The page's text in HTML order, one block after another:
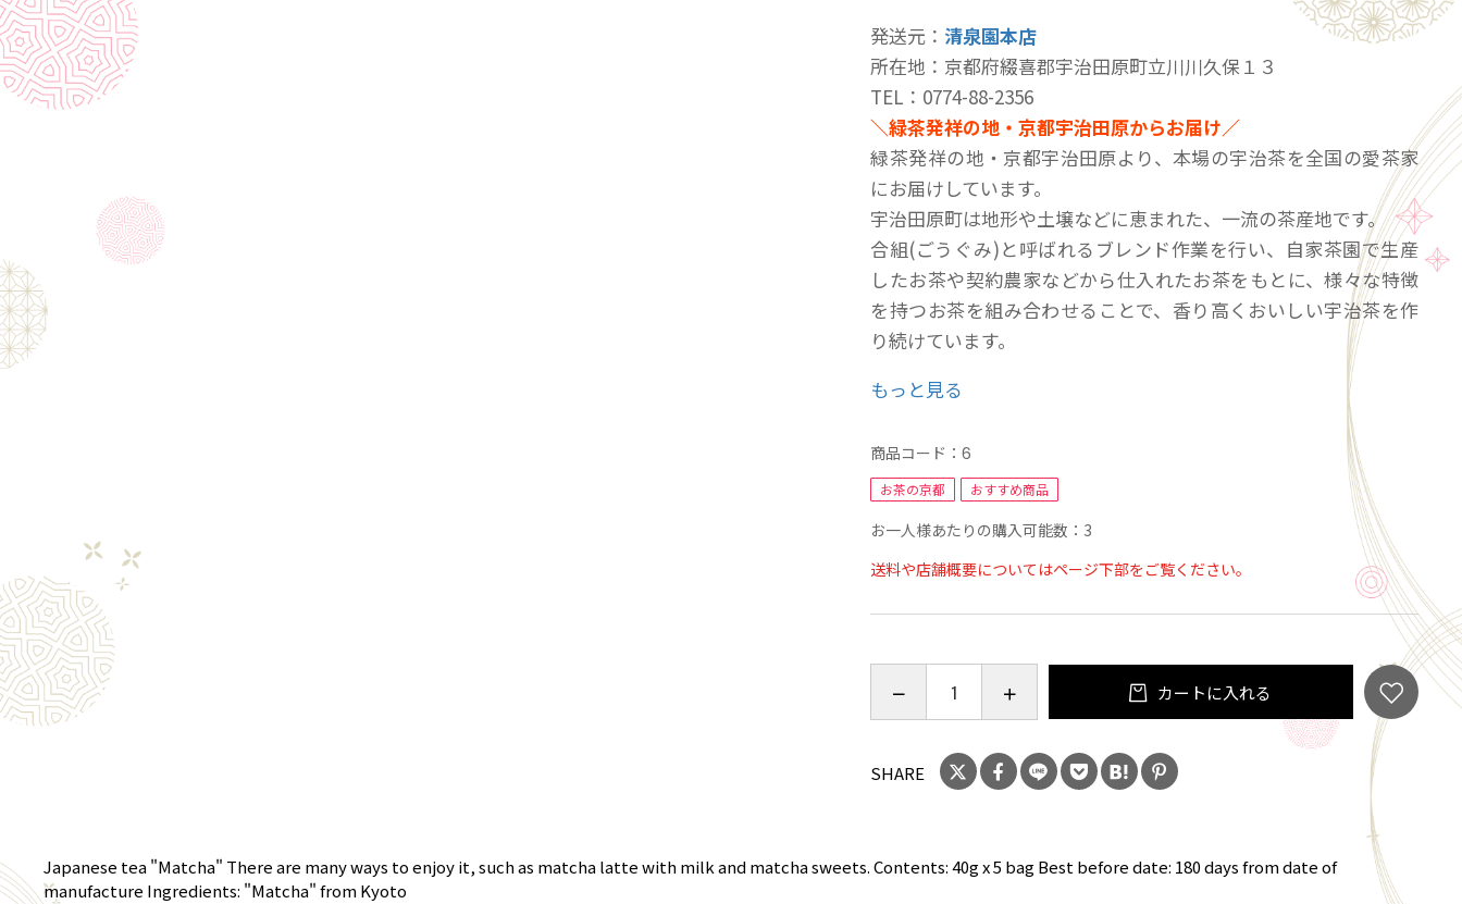
淹れ方について
茶わんに抹茶を茶杓で2杯、約1.7g入れます。
茶わんに湯温約80度前後のお湯を3分の1注ぎます。
利き手ではないほうの手で茶わんを支え、利き手の人差し指と中
指と親指で茶せんを握ります。
底の抹茶をお湯になじむようにゆっくりと混ぜながら、手首を前
後に振り、最後に表面を整えるようにゆっくり動かし、静かに茶
せんを引き上げます。
抹茶の表面がクリームのようにきめ細かく泡立てば出来上がりで
す。
発送元： 清泉園本店
所在地：京都府綴喜郡宇治田原町立川川久保１３
TEL：0774-88-2356
＼緑茶発祥の地・京都宇治田原からお届け／
緑茶発祥の地・京都宇治田原より、本場の宇治茶を全国の愛茶家
にお届けしています。
宇治田原町は地形や土壌などに恵まれた、一流の茶産地です。
合組(ごうぐみ)と呼ばれるブレンド作業を行い、自家茶園で生産
したお茶や契約農家などから仕入れたお茶をもとに、様々な特徴
を持つお茶を組み合わせることで、香り高くおいしい宇治茶を作
り続けています。
もっと見る
商品コード：6
お茶の京都 おすすめ商品
お一人様あたりの購入可能数：3
送料や店舗概要についてはページ下部をご覧ください。
カートに入れる
SHARE
Japanese tea "Matcha" There are many ways to enjoy it, such as matcha latte with milk and matcha sweets. Contents: 40g x 5 bag Best before date: 180 days from date of
manufacture Ingredients: "Matcha" from Kyoto